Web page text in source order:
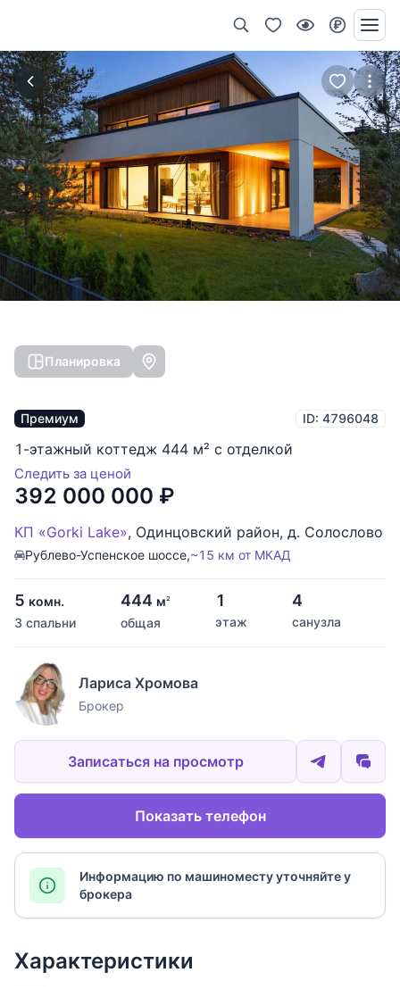
Планировка
Премиум ID: 4796048
1-этажный коттедж 444 м² с отделкой
Следить за ценой
392 000 000 ₽
КП «Gorki Lake», Одинцовский район, д. Солослово
Рублево-Успенское шоссе,~15 км от МКАД
5 комн.
3 спальни
444 м2
общая
1
этаж
4
санузла
Лариса Хромова
Брокер
Записаться на просмотр
Показать телефон
Информацию по машиноместу уточняйте у
брокера
Характеристики